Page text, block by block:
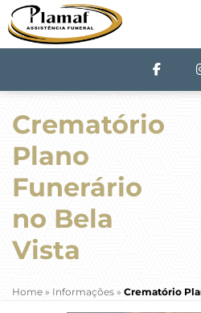
Crematório
Plano
Funerário
no Bela
Vista
Home » Informações » Crematório